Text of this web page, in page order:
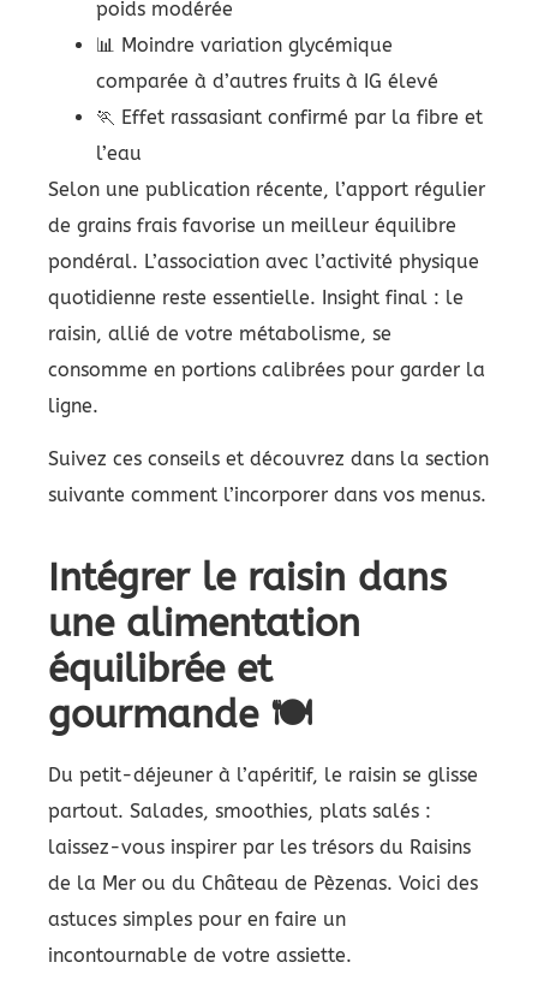
poids modérée
📊 Moindre variation glycémique
comparée à d’autres fruits à IG élevé
🏃 Effet rassasiant confirmé par la fibre et
l’eau
Selon une publication récente, l’apport régulier
de grains frais favorise un meilleur équilibre
pondéral. L’association avec l’activité physique
quotidienne reste essentielle. Insight final : le
raisin, allié de votre métabolisme, se
consomme en portions calibrées pour garder la
ligne.
Suivez ces conseils et découvrez dans la section
suivante comment l’incorporer dans vos menus.
Intégrer le raisin dans
une alimentation
équilibrée et
gourmande 🍽️
Du petit-déjeuner à l’apéritif, le raisin se glisse
partout. Salades, smoothies, plats salés :
laissez-vous inspirer par les trésors du Raisins
de la Mer ou du Château de Pèzenas. Voici des
astuces simples pour en faire un
incontournable de votre assiette.